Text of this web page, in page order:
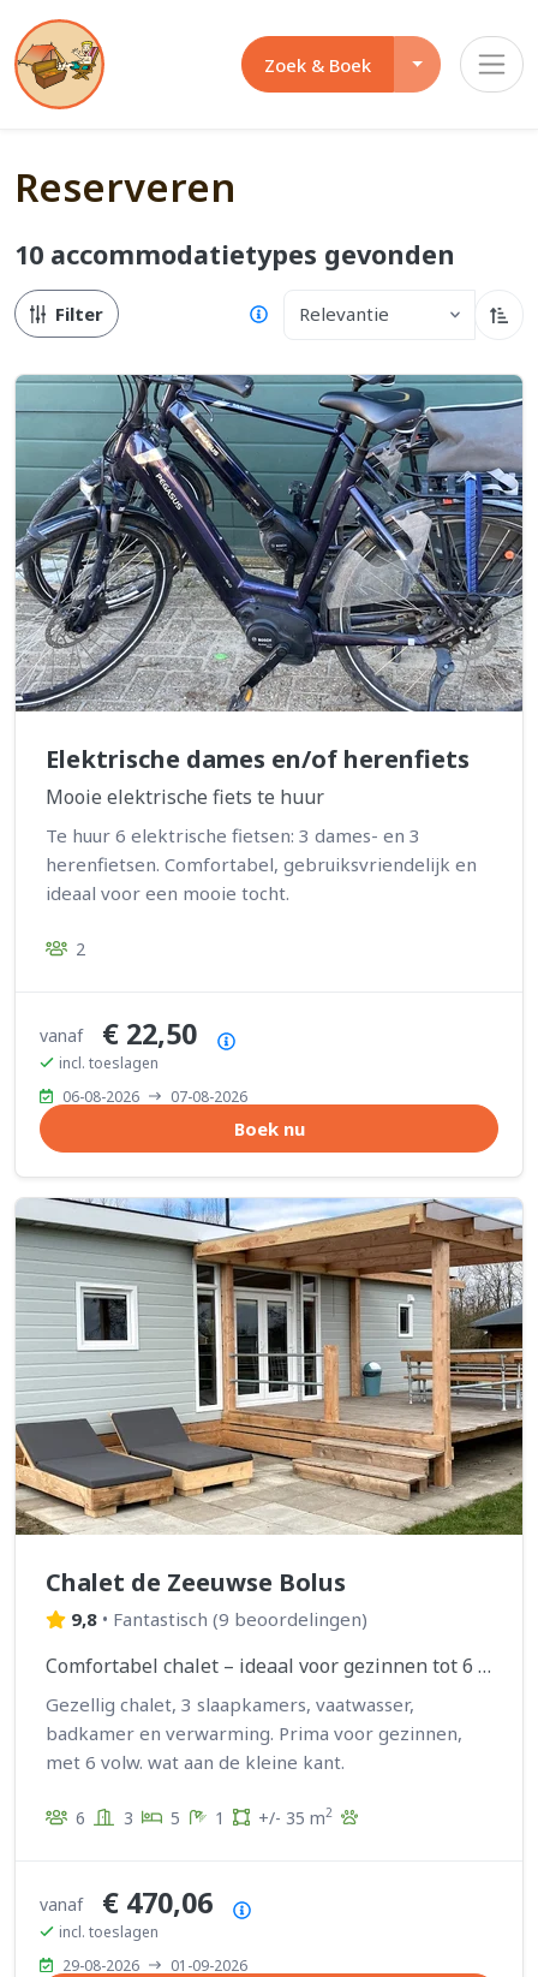
Zoek & Boek Opties
Reserveren
10 accommodatietypes gevonden
Filter Relevantie
Elektrische dames en/of herenfiets
Mooie elektrische fiets te huur
Te huur 6 elektrische fietsen: 3 dames- en 3
herenfietsen. Comfortabel, gebruiksvriendelijk en
ideaal voor een mooie tocht.
2
vanaf € 22,50
incl. toeslagen
06-08-2026
07-08-2026
Boek nu
Chalet de Zeeuwse Bolus
9,8 • Fantastisch (9 beoordelingen)
Comfortabel chalet – ideaal voor gezinnen tot 6 personen
Gezellig chalet, 3 slaapkamers, vaatwasser,
badkamer en verwarming. Prima voor gezinnen,
met 6 volw. wat aan de kleine kant.
6 3 5 1 +/- 35 m2
vanaf € 470,06
incl. toeslagen
29-08-2026
01-09-2026